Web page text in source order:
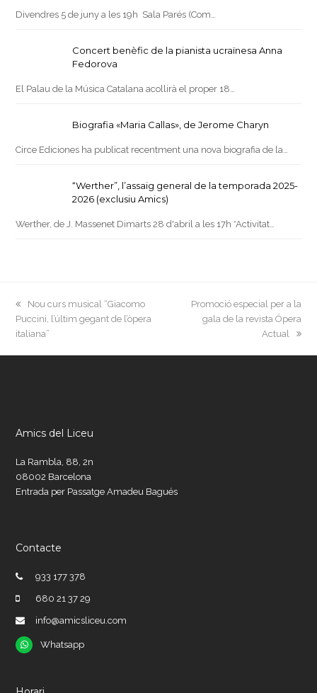
Divendres 5 de juny a les 19h Sala Parés (Com…
Concert benèfic de la pianista ucraïnesa Anna
Fedorova
El Palau de la Música Catalana acollirà el proper 18…
Biografia «Maria Callas», de Jerome Charyn
Circe Ediciones ha publicat recentment una nova biografia de la…
“Werther”, l’assaig general de la temporada 2025-
2026 (exclusiu Amics)
Werther, de J. Massenet Dimarts 28 d'abril a les 17h *Activitat…
previous
post:
Nou curs musical “Giacomo
Puccini, l’últim gegant de l’òpera
italiana”
next
post:
Promoció especial per a la
gala de la revista Ópera
Actual
Amics del Liceu
La Rambla, 88, 2n
08002 Barcelona
Entrada per Passatge Amadeu Bagués
Contacte
933 177 378
680 21 37 29
info@amicsliceu.com
Whatsapp
Whatsapp